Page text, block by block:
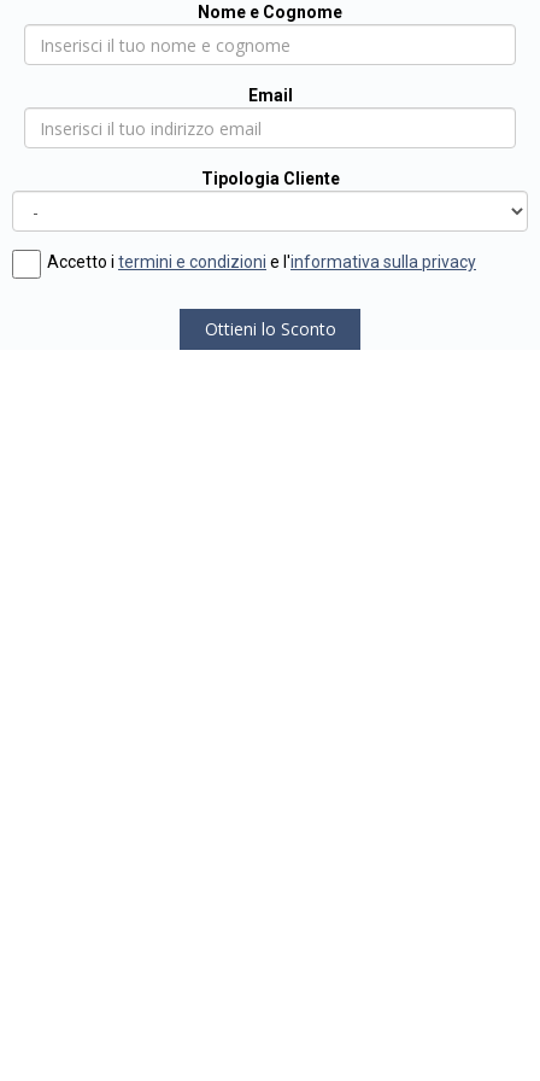
Nome e Cognome
Email
Tipologia Cliente
Accetto i termini e condizioni e l'informativa sulla privacy
Ottieni lo Sconto